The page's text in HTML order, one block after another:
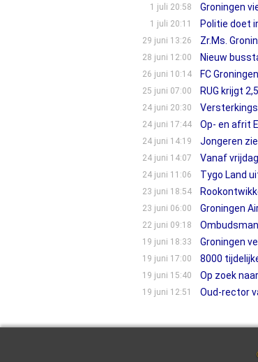
1 juli 20:58 Groningen
1 juli 20:11 Politie doet
29 juni 13:26 Zr.Ms.
28 juni 12:00 Nieuw
26 juni 10:14 FC
25 juni 07:00 RUG krijgt
24 juni 20:30
24 juni 17:44 Op- en afrit
24 juni 14:19 Jongeren
24 juni 14:07 Vanaf
24 juni 11:06 Tygo Land
23 juni 18:54
23 juni 06:00 Groningen
22 juni 09:18
19 juni 18:33 Groningen
19 juni 17:00 8000
19 juni 15:40 Op zoek
19 juni 12:51 Oud-rector